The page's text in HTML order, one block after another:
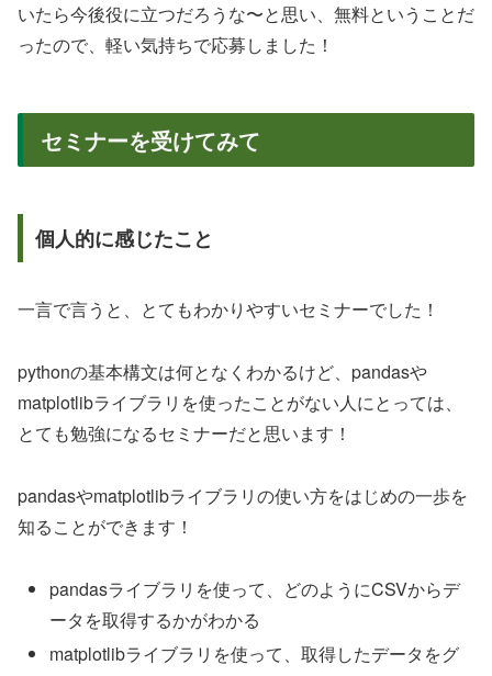
いたら今後役に立つだろうな〜と思い、無料ということだ
ったので、軽い気持ちで応募しました！
セミナーを受けてみて
個人的に感じたこと
一言で言うと、とてもわかりやすいセミナーでした！
pythonの基本構文は何となくわかるけど、pandasや
matplotlibライブラリを使ったことがない人にとっては、
とても勉強になるセミナーだと思います！
pandasやmatplotlibライブラリの使い方をはじめの一歩を
知ることができます！
pandasライブラリを使って、どのようにCSVからデ
ータを取得するかがわかる
matplotlibライブラリを使って、取得したデータをグ